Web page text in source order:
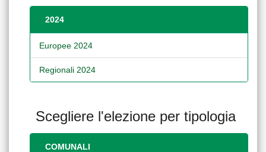
2024
Europee 2024
Regionali 2024
Scegliere l'elezione per tipologia
COMUNALI